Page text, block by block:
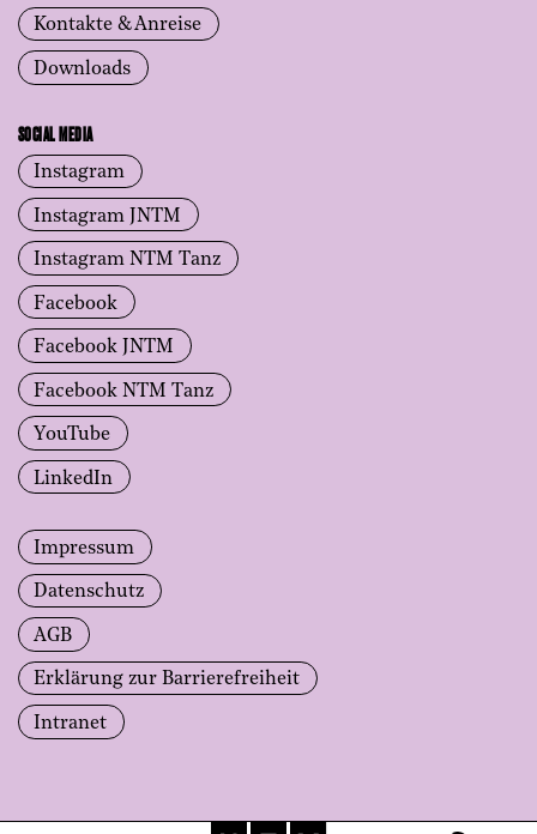
Kontakte & Anreise
Downloads
SOCIAL MEDIA
Instagram
Instagram JNTM
Instagram NTM Tanz
Facebook
Facebook JNTM
Facebook NTM Tanz
YouTube
LinkedIn
Impressum
Datenschutz
AGB
Erklärung zur Barrierefreiheit
Intranet